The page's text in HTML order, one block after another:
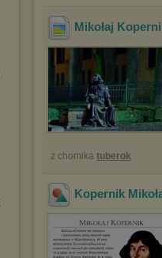
Mikołaj
z chomika tuberok
Kopernik